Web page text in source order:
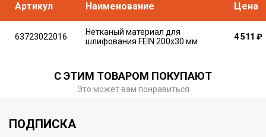
Артикул Наименование Цена
63723022016
Нетканый материал для
шлифования FEIN 200x30 мм
4 511 ₽
С ЭТИМ ТОВАРОМ ПОКУПАЮТ
Это может вам понравиться
ПОДПИСКА